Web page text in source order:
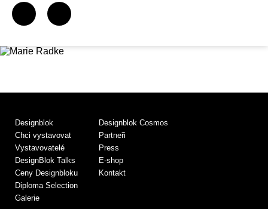
Designblok
Chci vystavovat
Vystavovatelé
DesignBlok Talks
Ceny Designbloku
Diploma Selection
Galerie
Designblok Cosmos
Partneři
Press
E-shop
Kontakt